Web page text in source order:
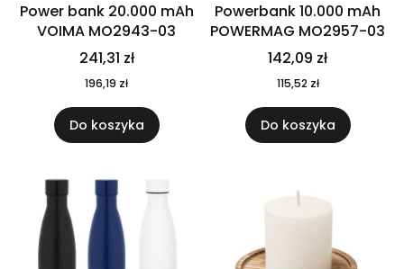
Power bank 20.000 mAh
VOIMA MO2943-03
241,31 zł
196,19 zł
Do koszyka
Powerbank 10.000 mAh
POWERMAG MO2957-03
142,09 zł
115,52 zł
Do koszyka